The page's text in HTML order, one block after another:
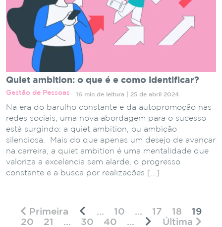
Quiet ambition: o que é e como identificar?
Gestão de Pessoas 16 min de leitura | 25 de abril 2024
Na era do barulho constante e da autopromoção nas
redes sociais, uma nova abordagem para o sucesso
está surgindo: a quiet ambition, ou ambição
silenciosa. Mais do que apenas um desejo de avançar
na carreira, a quiet ambition é uma mentalidade que
valoriza a excelência sem alarde, o progresso
constante e a busca por realizações […]
Primeira ... 10 ... 17 18
19
20
21 ... 30 40 ... Última